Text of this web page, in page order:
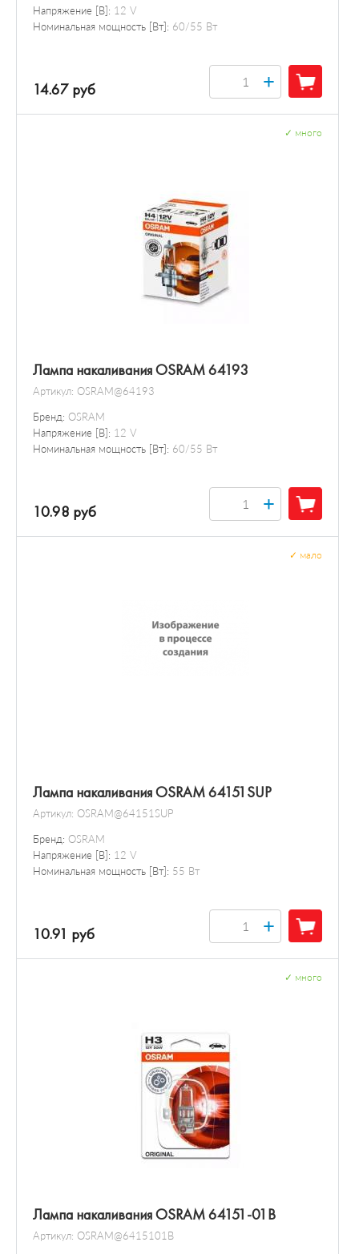
Напряжение [В]: 12 V
Номинальная мощность [Вт]: 60/55 Вт
14.67 руб +
Лампа накаливания OSRAM 64193
Артикул: OSRAM@64193
Бренд: OSRAM
Напряжение [В]: 12 V
Номинальная мощность [Вт]: 60/55 Вт
много
10.98 руб +
Лампа накаливания OSRAM 64151SUP
Артикул: OSRAM@64151SUP
Бренд: OSRAM
Напряжение [В]: 12 V
Номинальная мощность [Вт]: 55 Вт
мало
10.91 руб +
Лампа накаливания OSRAM 64151-01B
Артикул: OSRAM@6415101B
много